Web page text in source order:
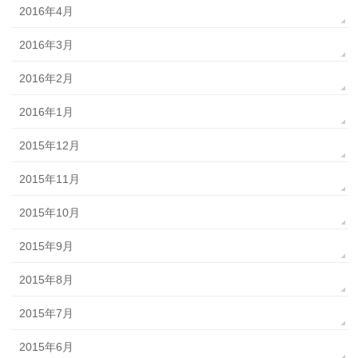
2016年4月
2016年3月
2016年2月
2016年1月
2015年12月
2015年11月
2015年10月
2015年9月
2015年8月
2015年7月
2015年6月